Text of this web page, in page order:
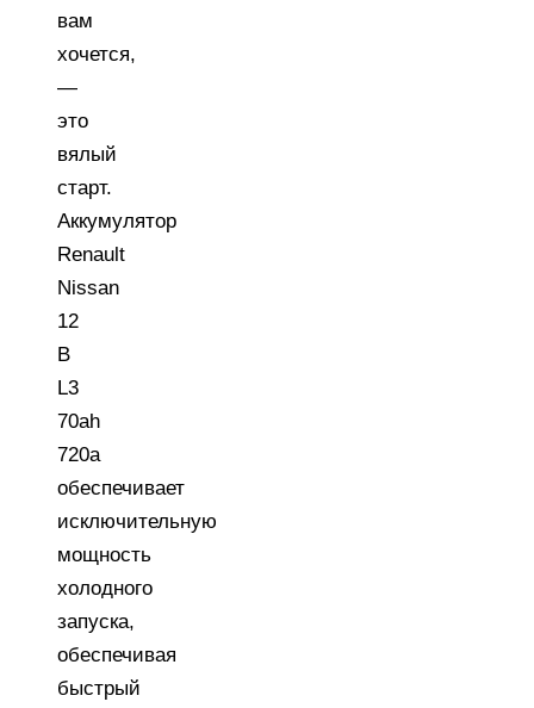
вам
хочется,
—
это
вялый
старт.
Аккумулятор
Renault
Nissan
12
В
L3
70ah
720a
обеспечивает
исключительную
мощность
холодного
запуска,
обеспечивая
быстрый